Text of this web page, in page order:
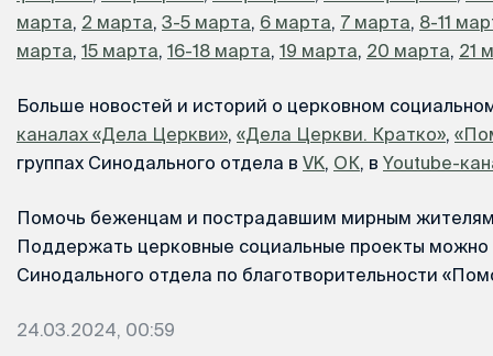
марта, 2 марта, 3-5 марта, 6 марта, 7 марта, 8-11
марта, 15 марта, 16-18 марта, 19 марта, 20 марта, 21
Больше новостей и историй о церковном
каналах «Дела Церкви», «Дела Церкви. Кратко»,
группах Синодального отдела в VK, ОК, в Youtube-
Помочь беженцам и пострадавшим мирным
Поддержать церковные социальные проекты
Синодального отдела по благотворительности
24.03.2024, 00:59